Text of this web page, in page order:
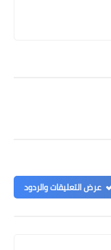
عرض التعليقات والردود